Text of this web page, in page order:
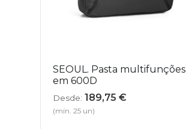
SEOUL. Pasta multifunções
em 600D
Desde: 189,75€
(mín. 25 un)